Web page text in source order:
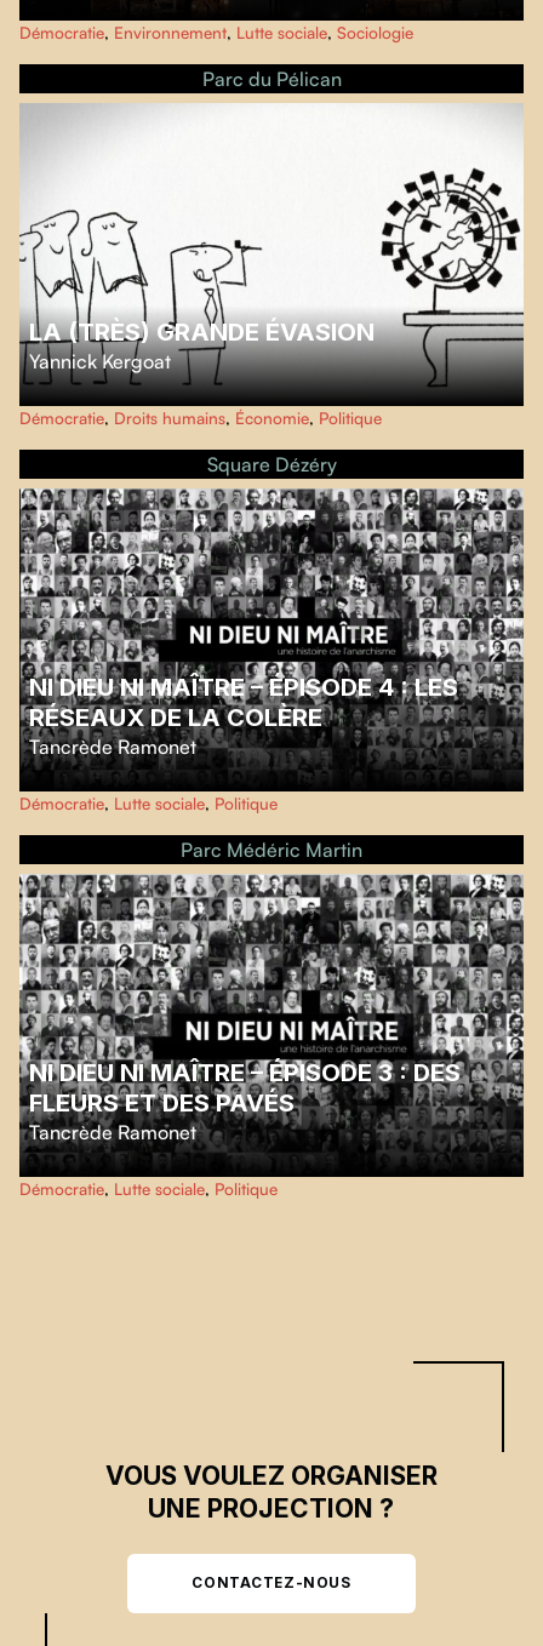
Plongez au cœur de la mouvance sociale inédite dont Rouyn-Noranda a été
le théâtre en 2022 à la suite des révélations de la santé publique sur les taux
anormalement élevés d’arsenic dans l'air.
Démocratie, Environnement, Lutte sociale, Sociologie
Parc du Pélican
LA (TRÈS) GRANDE ÉVASION
Yannick Kergoat
Avec rigueur, et une certaine dose d'humour,La (très) grande évasion
explique les mécanismes des paradis fiscaux et démontre comment l’évasion
fiscale, un rouage essentiel du système néolibéral, accélère la croissance des
Démocratie, Droits humains, Économie, Politique
Square Dézéry
NI DIEU NI MAÎTRE – ÉPISODE 4 : LES
RÉSEAUX DE LA COLÈRE
Tancrède Ramonet
Dans la suite de la Guerre froide, où les puissances impériales rivalisèrent de
violence, le principal péril de l'anarchisme n’était plus de disparaître. Il était
de s'aliéner. Mais, au cœur des grandes mobilisations sociales, l'anarchisme
est toujours présent, sans toujours dire son nom, et relance pour un tour au
moins la grande roue de notre histoire.
Démocratie, Lutte sociale, Politique
Parc Médéric Martin
NI DIEU NI MAÎTRE – ÉPISODE 3 : DES
FLEURS ET DES PAVÉS
Tancrède Ramonet
Au sortir de la 2e Guerre Mondiale, l’anarchisme connaît un gigantesque
reflux. Mais, petit à petit, dans le cœur de la Guerre Froide, de plus en plus
Démocratie, Lutte sociale, Politique
VOUS VOULEZ ORGANISER
UNE PROJECTION ?
CONTACTEZ-NOUS